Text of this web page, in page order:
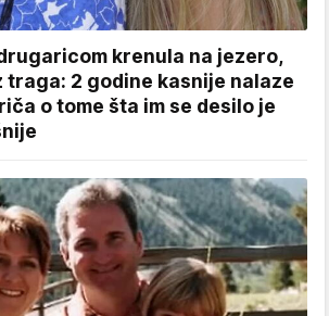
krenula na jezero,
traga: 2 godine kasnije nalaze
o tome šta im se desilo je